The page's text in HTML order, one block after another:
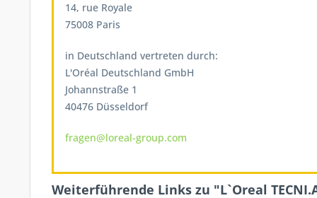
14, rue Royale
75008 Paris
in Deutschland vertreten durch:
L'Oréal Deutschland GmbH
Johannstraße 1
40476 Düsseldorf
fragen@loreal-group.com
Weiterführende Links zu "L`Oreal